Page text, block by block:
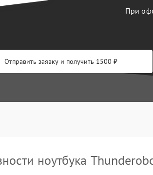
При
Отправить заявку и получить 1500 ₽
ноутбука